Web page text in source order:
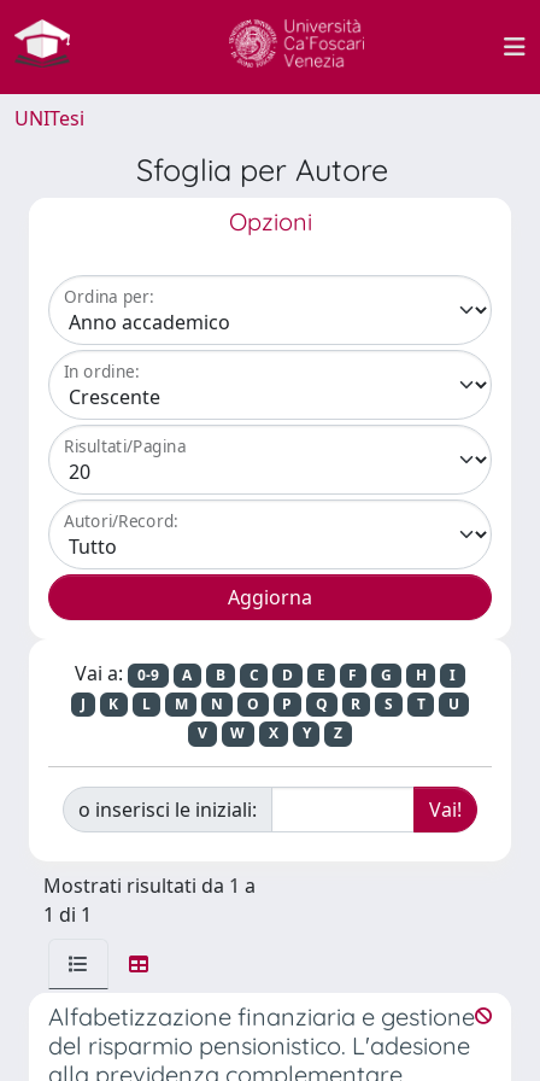
UNITesi
Sfoglia per Autore
Opzioni
Ordina per:
In ordine:
Risultati/Pagina
Autori/Record:
Vai a: 0-9 A B C D E F G H
I
J
K L M N O P Q R S T
U
V
W X Y Z
o inserisci le iniziali:
Mostrati risultati da 1 a
1 di 1
Alfabetizzazione finanziaria e gestione
del risparmio pensionistico. L'adesione
alla previdenza complementare